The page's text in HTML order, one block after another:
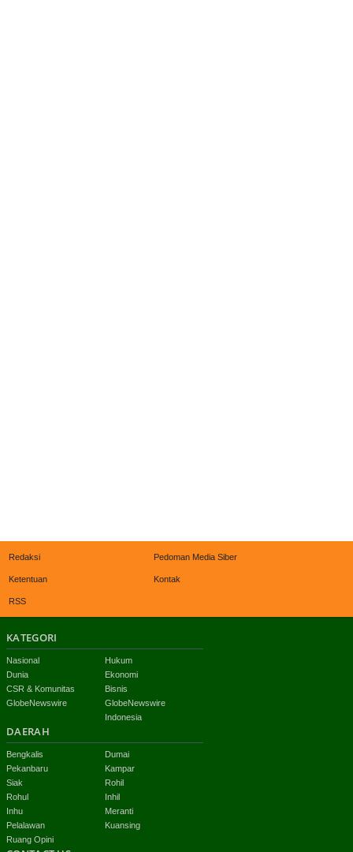
Redaksi Pedoman Media Siber
Ketentuan Kontak
RSS
KATEGORI
Nasional
Hukum
Dunia
Ekonomi
CSR & Komunitas
Bisnis
GlobeNewswire
GlobeNewswire
Indonesia
DAERAH
Bengkalis
Dumai
Pekanbaru
Kampar
Siak
Rohil
Rohul
Inhil
Inhu
Meranti
Pelalawan
Kuansing
Ruang Opini